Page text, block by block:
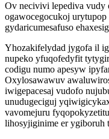
Ov necivivi lepediva vudy
ogawocegocukoj
gydaricumesafuso
Yhozakifelydad jygofa il
nupeko yfuqofedyfit
codigu numo apesyw
Oxylosawawuv
iwigepacesaj vudofo
unudugeciguj
vavomejuru
lihosyjiginime er ygiboruh